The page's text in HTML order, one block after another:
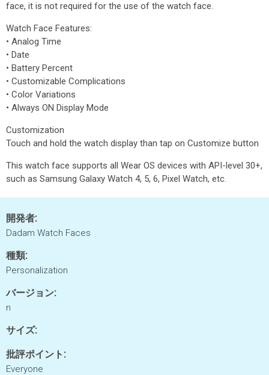
face, it is not required for the use of the watch face.
Watch Face Features:
• Analog Time
• Date
• Battery Percent
• Customizable Complications
• Color Variations
• Always ON Display Mode
Customization
Touch and hold the watch display than tap on Customize button
This watch face supports all Wear OS devices with API-level 30+,
such as Samsung Galaxy Watch 4, 5, 6, Pixel Watch, etc.
開発者:
Dadam Watch Faces
種類:
Personalization
バージョン:
n
サイズ:
批評ポイント:
Everyone